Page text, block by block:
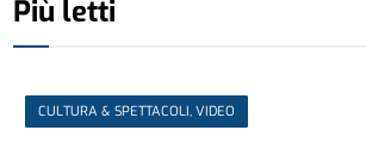
Più letti
CULTURA & SPETTACOLI, VIDEO